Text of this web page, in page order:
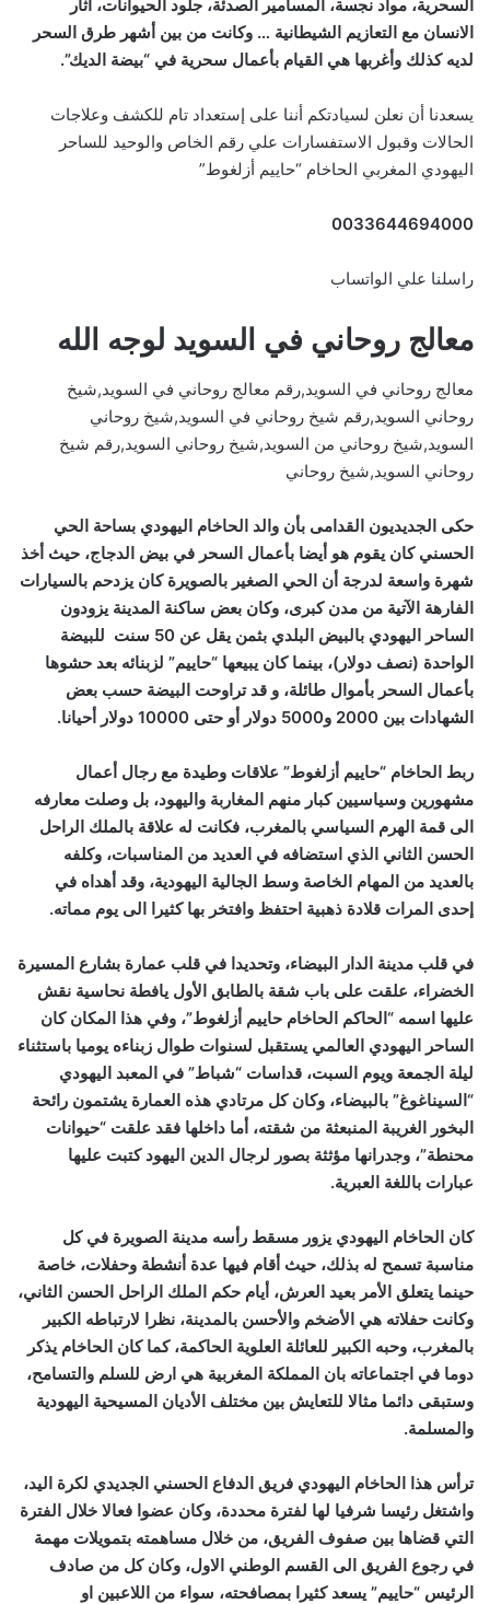
السحرية، مواد نجسة، المسامير الصدئة، جلود الحيوانات، آثار
الانسان مع التعازيم الشيطانية … وكانت من بين أشهر طرق السحر
لديه كذلك وأغربها هي القيام بأعمال سحرية في “بيضة الديك”.
يسعدنا أن نعلن لسيادتكم أننا على إستعداد تام للكشف وعلاجات
الحالات وقبول الاستفسارات علي رقم الخاص والوحيد للساحر
اليهودي المغربي الحاخام “حاييم أزلغوط”
0033644694000
راسلنا علي الواتساب
معالج روحاني في السويد لوجه الله
معالج روحاني في السويد,رقم معالج روحاني في السويد,شيخ
روحاني السويد,رقم شيخ روحاني في السويد,شيخ روحاني
السويد,شيخ روحاني من السويد,شيخ روحاني السويد,رقم شيخ
روحاني السويد,شيخ روحاني
حكى الجديديون القدامى بأن والد الحاخام اليهودي بساحة الحي
الحسني كان يقوم هو أيضا بأعمال السحر في بيض الدجاج، حيث أخذ
شهرة واسعة لدرجة أن الحي الصغير بالصويرة كان يزدحم بالسيارات
الفارهة الآتية من مدن كبرى، وكان بعض ساكنة المدينة يزودون
الساحر اليهودي بالبيض البلدي بثمن يقل عن 50 سنت للبيضة
الواحدة (نصف دولار)، بينما كان يبيعها “حاييم” لزبنائه بعد حشوها
بأعمال السحر بأموال طائلة، و قد تراوحت البيضة حسب بعض
الشهادات بين 2000 و5000 دولار أو حتى 10000 دولار أحيانا.
ربط الحاخام “حاييم أزلغوط” علاقات وطيدة مع رجال أعمال
مشهورين وسياسيين كبار منهم المغاربة واليهود، بل وصلت معارفه
الى قمة الهرم السياسي بالمغرب، فكانت له علاقة بالملك الراحل
الحسن الثاني الذي استضافه في العديد من المناسبات، وكلفه
بالعديد من المهام الخاصة وسط الجالية اليهودية، وقد أهداه في
إحدى المرات قلادة ذهبية احتفظ وافتخر بها كثيرا الى يوم مماته.
في قلب مدينة الدار البيضاء، وتحديدا في قلب عمارة بشارع المسيرة
الخضراء، علقت على باب شقة بالطابق الأول يافطة نحاسية نقش
عليها اسمه “الحاكم الحاخام حاييم أزلغوط”، وفي هذا المكان كان
الساحر اليهودي العالمي يستقبل لسنوات طوال زبناءه يوميا باستثناء
ليلة الجمعة ويوم السبت، قداسات “شباط” في المعبد اليهودي
“السيناغوغ” بالبيضاء، وكان كل مرتادي هذه العمارة يشتمون رائحة
البخور الغريبة المنبعثة من شقته، أما داخلها فقد علقت “حيوانات
محنطة”، وجدرانها مؤثثة بصور لرجال الدين اليهود كتبت عليها
عبارات باللغة العبرية.
كان الحاخام اليهودي يزور مسقط رأسه مدينة الصويرة في كل
مناسبة تسمح له بذلك، حيث أقام فيها عدة أنشطة وحفلات، خاصة
حينما يتعلق الأمر بعيد العرش، أيام حكم الملك الراحل الحسن الثاني،
وكانت حفلاته هي الأضخم والأحسن بالمدينة، نظرا لارتباطه الكبير
بالمغرب، وحبه الكبير للعائلة العلوية الحاكمة، كما كان الحاخام يذكر
دوما في اجتماعاته بان المملكة المغربية هي ارض للسلم والتسامح،
وستبقى دائما مثالا للتعايش بين مختلف الأديان المسيحية اليهودية
والمسلمة.
ترأس هذا الحاخام اليهودي فريق الدفاع الحسني الجديدي لكرة اليد،
واشتغل رئيسا شرفيا لها لفترة محددة، وكان عضوا فعالا خلال الفترة
التي قضاها بين صفوف الفريق، من خلال مساهمته بتمويلات مهمة
في رجوع الفريق الى القسم الوطني الاول، وكان كل من صادف
الرئيس “حاييم” يسعد كثيرا بمصافحته، سواء من اللاعبين او